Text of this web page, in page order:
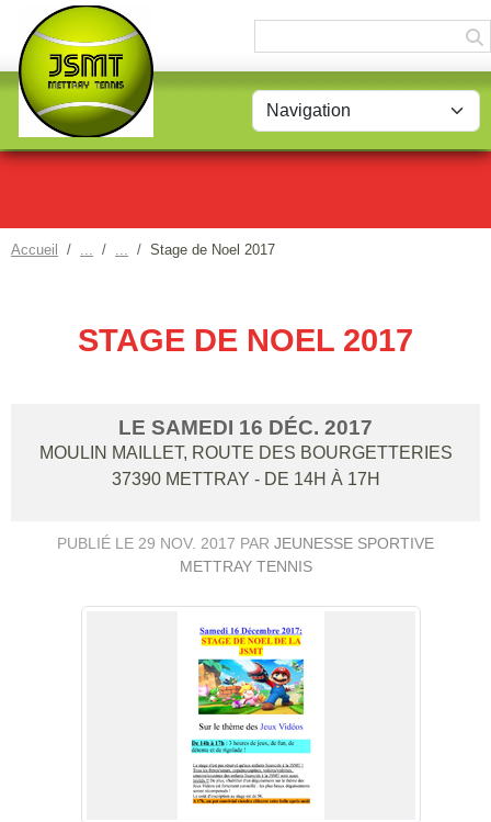
Accueil Stage de Noel 2017
STAGE DE NOEL 2017
LE SAMEDI 16 DÉC. 2017
MOULIN MAILLET, ROUTE DES BOURGETTERIES
37390 METTRAY - DE 14H À 17H
PUBLIÉ LE 29 NOV. 2017 PAR JEUNESSE SPORTIVE
METTRAY TENNIS
Panneau de gestion des cookies